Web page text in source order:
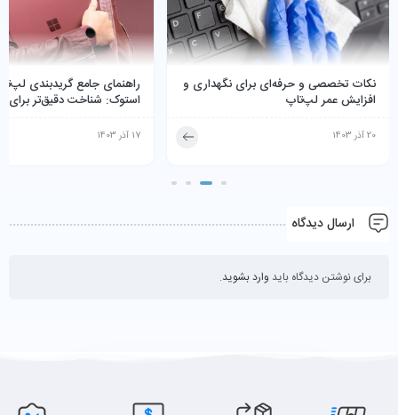
نکات تخصصی و حرفه‌ای برای نگهداری و
افزایش عمر لپ‌تاپ
20 آذر 1403
راهنمای جامع گریدبندی
استوک: شناخت دقیق‌تر برای
17 آذر 1403
ارسال دیدگاه
برای نوشتن دیدگاه باید وارد بشوید.